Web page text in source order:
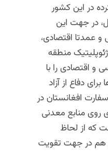
در این کشور
در جهت این
عمدتا اقتصادی،
منطقه
و اقتصادی را با
دفاع از آزاد
افغانستان در
گذاری 320 میلیون دالری روی منابع معدنی
که از لحاظ
هم در جهت تقویت